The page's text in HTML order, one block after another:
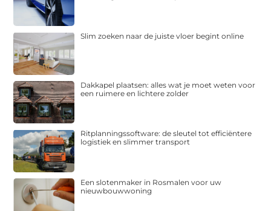
Slim zoeken naar de juiste vloer begint online
Dakkapel plaatsen: alles wat je moet weten voor
een ruimere en lichtere zolder
Ritplanningssoftware: de sleutel tot efficiëntere
logistiek en slimmer transport
Een slotenmaker in Rosmalen voor uw
nieuwbouwwoning